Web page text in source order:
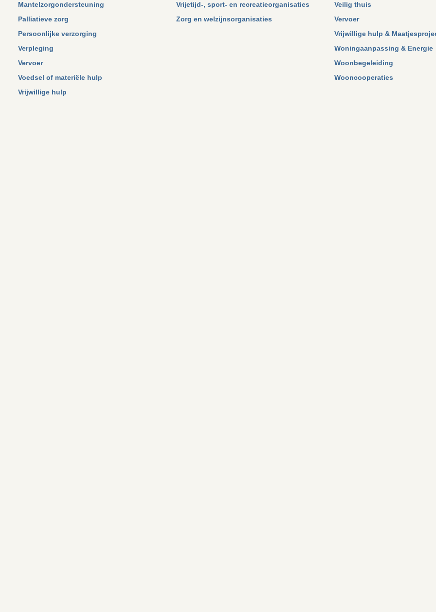
Mantelzorgondersteuning
Palliatieve zorg
Persoonlijke verzorging
Verpleging
Vervoer
Voedsel of materiële hulp
Vrijwillige hulp
Vrijetijd-, sport- en recreatieorganisaties
Zorg en welzijnsorganisaties
Veilig thuis
Vervoer
Vrijwillige hulp &
Woningaanpassing & Energie
Woonbegeleiding
Wooncooperaties